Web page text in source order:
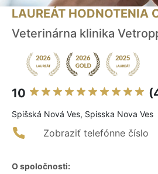
LAUREÁT HODNOTENIA
Veterinárna klinika
10
Spišská Nová Ves, Spisska Nova Ves
Zobraziť telefónne číslo
O spoločnosti: